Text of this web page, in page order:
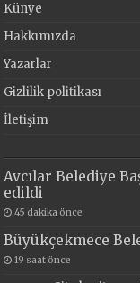
Künye
Hakkımızda
Yazarlar
Gizlilik politikası
İletişim
Avcılar Belediye
edildi
45 dakika önce
Büyükçekmece
19 saat önce